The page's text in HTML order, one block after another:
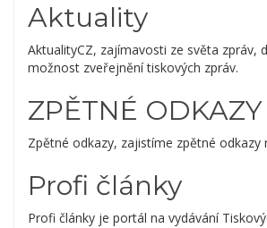
Aktuality
AktualityCZ, zajímavosti ze světa zpráv,
možnost zveřejnění tiskových zpráv.
ZPĚTNÉ ODKAZY
Zpětné odkazy, zajistíme zpětné odkazy
Profi články
Profi články je portál na vydávání